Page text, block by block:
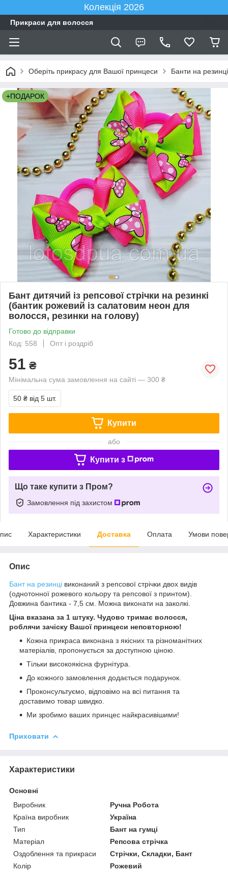
Колекція 2026
Прикраси для волосся
Оберіть прикрасу для Вашої принцеси Банти на резинці
+ПОДАРОК
Бант дитячий із репсової стрічки на резинкі
(бантик рожевий із салатовим неон для
волосся, резинки на голову)
Готово до відправки
Код: 558
Опт і роздріб
51 ₴
Мінімальна сума замовлення на сайті — 300 ₴
50 ₴ від 5 шт.
Купити
або
Купити з
Що таке купити з Пром?
Замовлення під захистом
Характеристики Доставка Оплата Умови
Опис
Бант на резинці виконаний з репсової стрічки двох видів
(однотонної рожевого кольору та репсової з принтом).
Довжина бантика - 7,5 см. Можна виконати на заколкі.
Ціна вказана за 1 штуку. Чудово тримає волосся,
роблячи зачіску Вашої принцеси неповторною!
Кожна прикраса виконана з якісних та різноманітних
матеріалів, пропонується за доступною ціною.
Тільки високоякісна фурнітура.
До кожного замовлення додається подарунок.
Проконсультуємо, відповімо на всі питання та
доставимо товар швидко.
Ми зробимо ваших принцес найкрасивішими!
Приховати
Характеристики
Основні
Виробник
Ручна Робота
Країна виробник
Україна
Тип
Бант на гумці
Матеріал
Репсова стрічка
Оздоблення та прикраси
Стрічки, Складки, Бант
Колір
Рожевий